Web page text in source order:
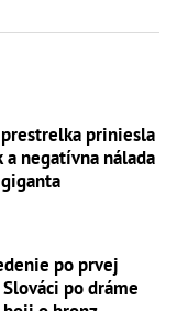
priniesla
negatívna nálada
po prvej
po dráme